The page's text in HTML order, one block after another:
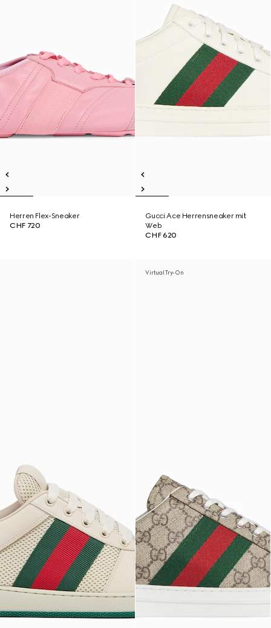
Herren Flex-Sneaker
CHF 720
Gucci Ace Herrensneaker mit
Web
CHF 620
Virtual Try-On